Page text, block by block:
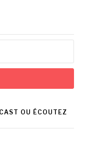
OU ÉCOUTEZ